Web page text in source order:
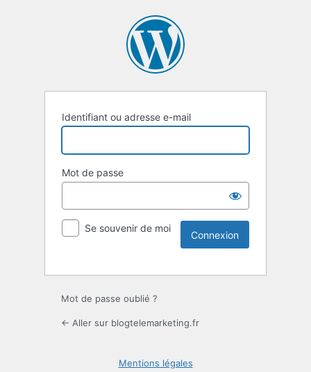
Identifiant ou adresse e-mail
Mot de passe
Se souvenir de moi
Mot de passe oublié ?
← Aller sur blogtelemarketing.fr
Mentions légales